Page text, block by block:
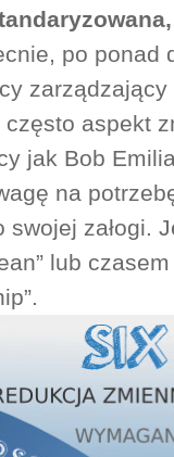
po ponad
aspekt
jak Bob
na
załogi.
lub